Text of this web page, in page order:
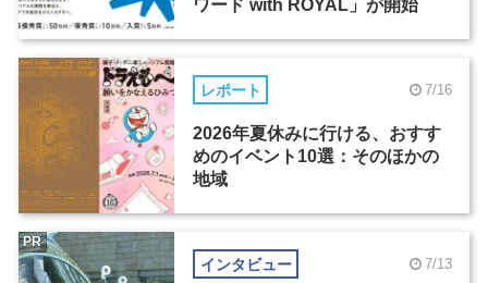
ワード with ROYAL」が開始
レポート 7/16
2026年夏休みに行ける、おすす
めのイベント10選：そのほかの
地域
インタビュー 7/13
PR